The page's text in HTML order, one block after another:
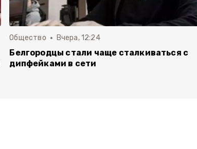
Общество Вчера, 12:24
Белгородцы стали чаще сталкиваться с
дипфейками в сети